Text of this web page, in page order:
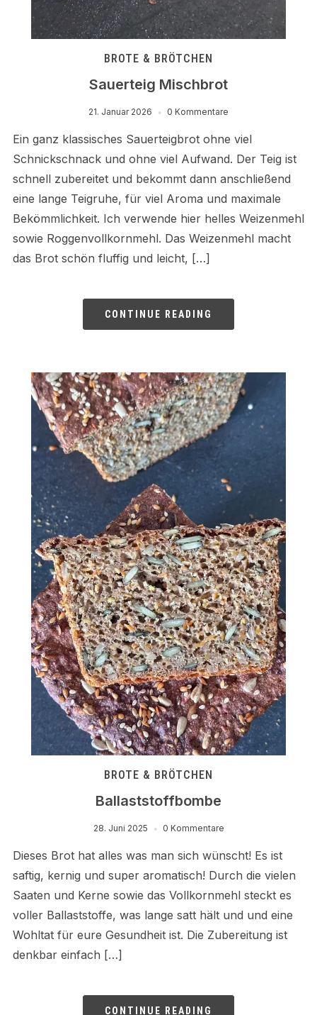
BROTE & BRÖTCHEN
Sauerteig Mischbrot
21. Januar 2026 0 Kommentare
Ein ganz klassisches Sauerteigbrot ohne viel
Schnickschnack und ohne viel Aufwand. Der Teig ist
schnell zubereitet und bekommt dann anschließend
eine lange Teigruhe, für viel Aroma und maximale
Bekömmlichkeit. Ich verwende hier helles Weizenmehl
sowie Roggenvollkornmehl. Das Weizenmehl macht
das Brot schön fluffig und leicht, […]
CONTINUE READING
BROTE & BRÖTCHEN
Ballaststoffbombe
28. Juni 2025 0 Kommentare
Dieses Brot hat alles was man sich wünscht! Es ist
saftig, kernig und super aromatisch! Durch die vielen
Saaten und Kerne sowie das Vollkornmehl steckt es
voller Ballaststoffe, was lange satt hält und und eine
Wohltat für eure Gesundheit ist. Die Zubereitung ist
denkbar einfach […]
CONTINUE READING